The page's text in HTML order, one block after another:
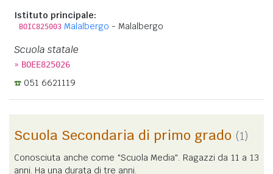
Istituto principale:
BOIC825003 Malalbergo - Malalbergo
Scuola statale
» BOEE825026
051 6621119
Scuola Secondaria di primo grado (1)
Conosciuta anche come "Scuola Media". Ragazzi da 11 a 13
anni. Ha una durata di tre anni.